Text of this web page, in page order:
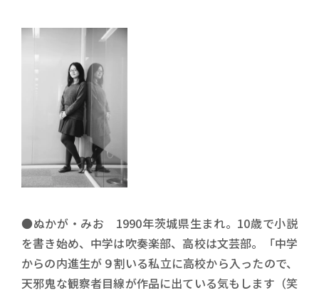
●ぬかが・みお 1990年茨城県生まれ。10歳で小説
を書き始め、中学は吹奏楽部、高校は文芸部。「中学
からの内進生が９割いる私立に高校から入ったので、
天邪鬼な観察者目線が作品に出ている気もします（笑